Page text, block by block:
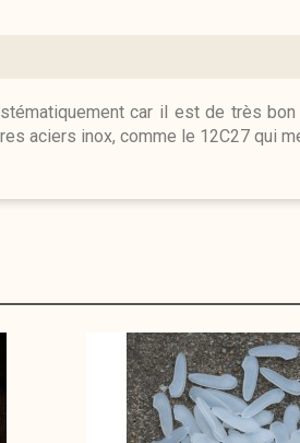
car il est de très
aciers inox, comme le 12C27 qui